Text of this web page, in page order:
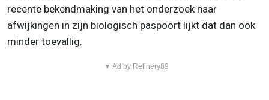
recente bekendmaking van het onderzoek naar
afwijkingen in zijn biologisch paspoort lijkt dat dan ook
minder toevallig.
▼ Ad by Refinery89